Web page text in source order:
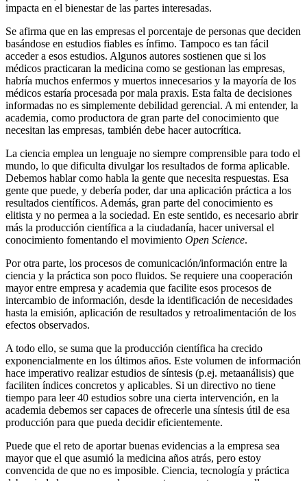
impacta en el bienestar de las partes interesadas.
Se afirma que en las empresas el porcentaje de personas que deciden
basándose en estudios fiables es ínfimo. Tampoco es tan fácil
acceder a esos estudios. Algunos autores sostienen que si los
médicos practicaran la medicina como se gestionan las empresas,
habría muchos enfermos y muertos innecesarios y la mayoría de los
médicos estaría procesada por mala praxis. Esta falta de decisiones
informadas no es simplemente debilidad gerencial. A mi entender, la
academia, como productora de gran parte del conocimiento que
necesitan las empresas, también debe hacer autocrítica.
La ciencia emplea un lenguaje no siempre comprensible para todo el
mundo, lo que dificulta divulgar los resultados de forma aplicable.
Debemos hablar como habla la gente que necesita respuestas. Esa
gente que puede, y debería poder, dar una aplicación práctica a los
resultados científicos. Además, gran parte del conocimiento es
elitista y no permea a la sociedad. En este sentido, es necesario abrir
más la producción científica a la ciudadanía, hacer universal el
conocimiento fomentando el movimiento Open Science.
Por otra parte, los procesos de comunicación/información entre la
ciencia y la práctica son poco fluidos. Se requiere una cooperación
mayor entre empresa y academia que facilite esos procesos de
intercambio de información, desde la identificación de necesidades
hasta la emisión, aplicación de resultados y retroalimentación de los
efectos observados.
A todo ello, se suma que la producción científica ha crecido
exponencialmente en los últimos años. Este volumen de información
hace imperativo realizar estudios de síntesis (p.ej. metaanálisis) que
faciliten índices concretos y aplicables. Si un directivo no tiene
tiempo para leer 40 estudios sobre una cierta intervención, en la
academia debemos ser capaces de ofrecerle una síntesis útil de esa
producción para que pueda decidir eficientemente.
Puede que el reto de aportar buenas evidencias a la empresa sea
mayor que el que asumió la medicina años atrás, pero estoy
convencida de que no es imposible. Ciencia, tecnología y práctica